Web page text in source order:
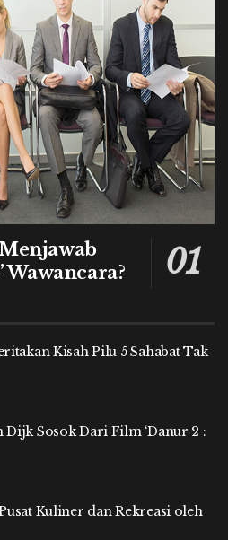
Wawancara?
Kisah Pilu 5 Sahabat Tak
Dijk Sosok Dari Film ‘Danur 2 :
Kuliner dan Rekreasi oleh